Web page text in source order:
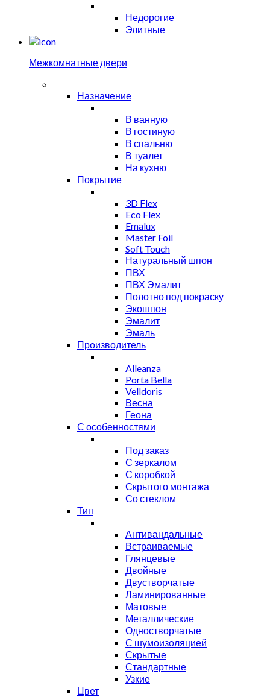
Недорогие
Элитные
Межкомнатные двери
Назначение
В ванную
В гостиную
В спальню
В туалет
На кухню
Покрытие
3D Flex
Eco Flex
Emalux
Master Foil
Soft Touch
Натуральный шпон
ПВХ
ПВХ Эмалит
Полотно под покраску
Экошпон
Эмалит
Эмаль
Производитель
Alleanza
Porta Bella
Velldoris
Весна
Геона
С особенностями
Под заказ
С зеркалом
С коробкой
Скрытого монтажа
Со стеклом
Тип
Антивандальные
Встраиваемые
Глянцевые
Двойные
Двустворчатые
Ламинированные
Матовые
Металлические
Одностворчатые
С шумоизоляцией
Скрытые
Стандартные
Узкие
Цвет